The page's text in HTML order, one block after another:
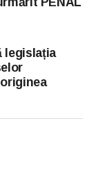
legislația